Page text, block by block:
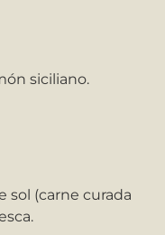
siciliano.
sol (carne curada